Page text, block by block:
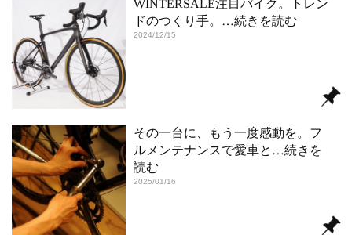
WINTERSALE注目バイク。トレン
ドのつくり手。 …続きを読む
2024/12/15
その一台に、もう一度感動を。フ
ルメンテナンスで愛車と …続きを
読む
2025/01/16